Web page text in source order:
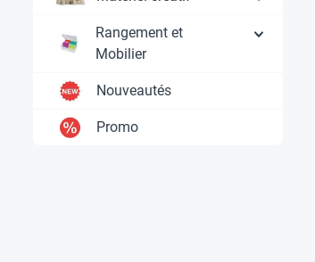
Rangement et
Mobilier
Nouveautés
Promo